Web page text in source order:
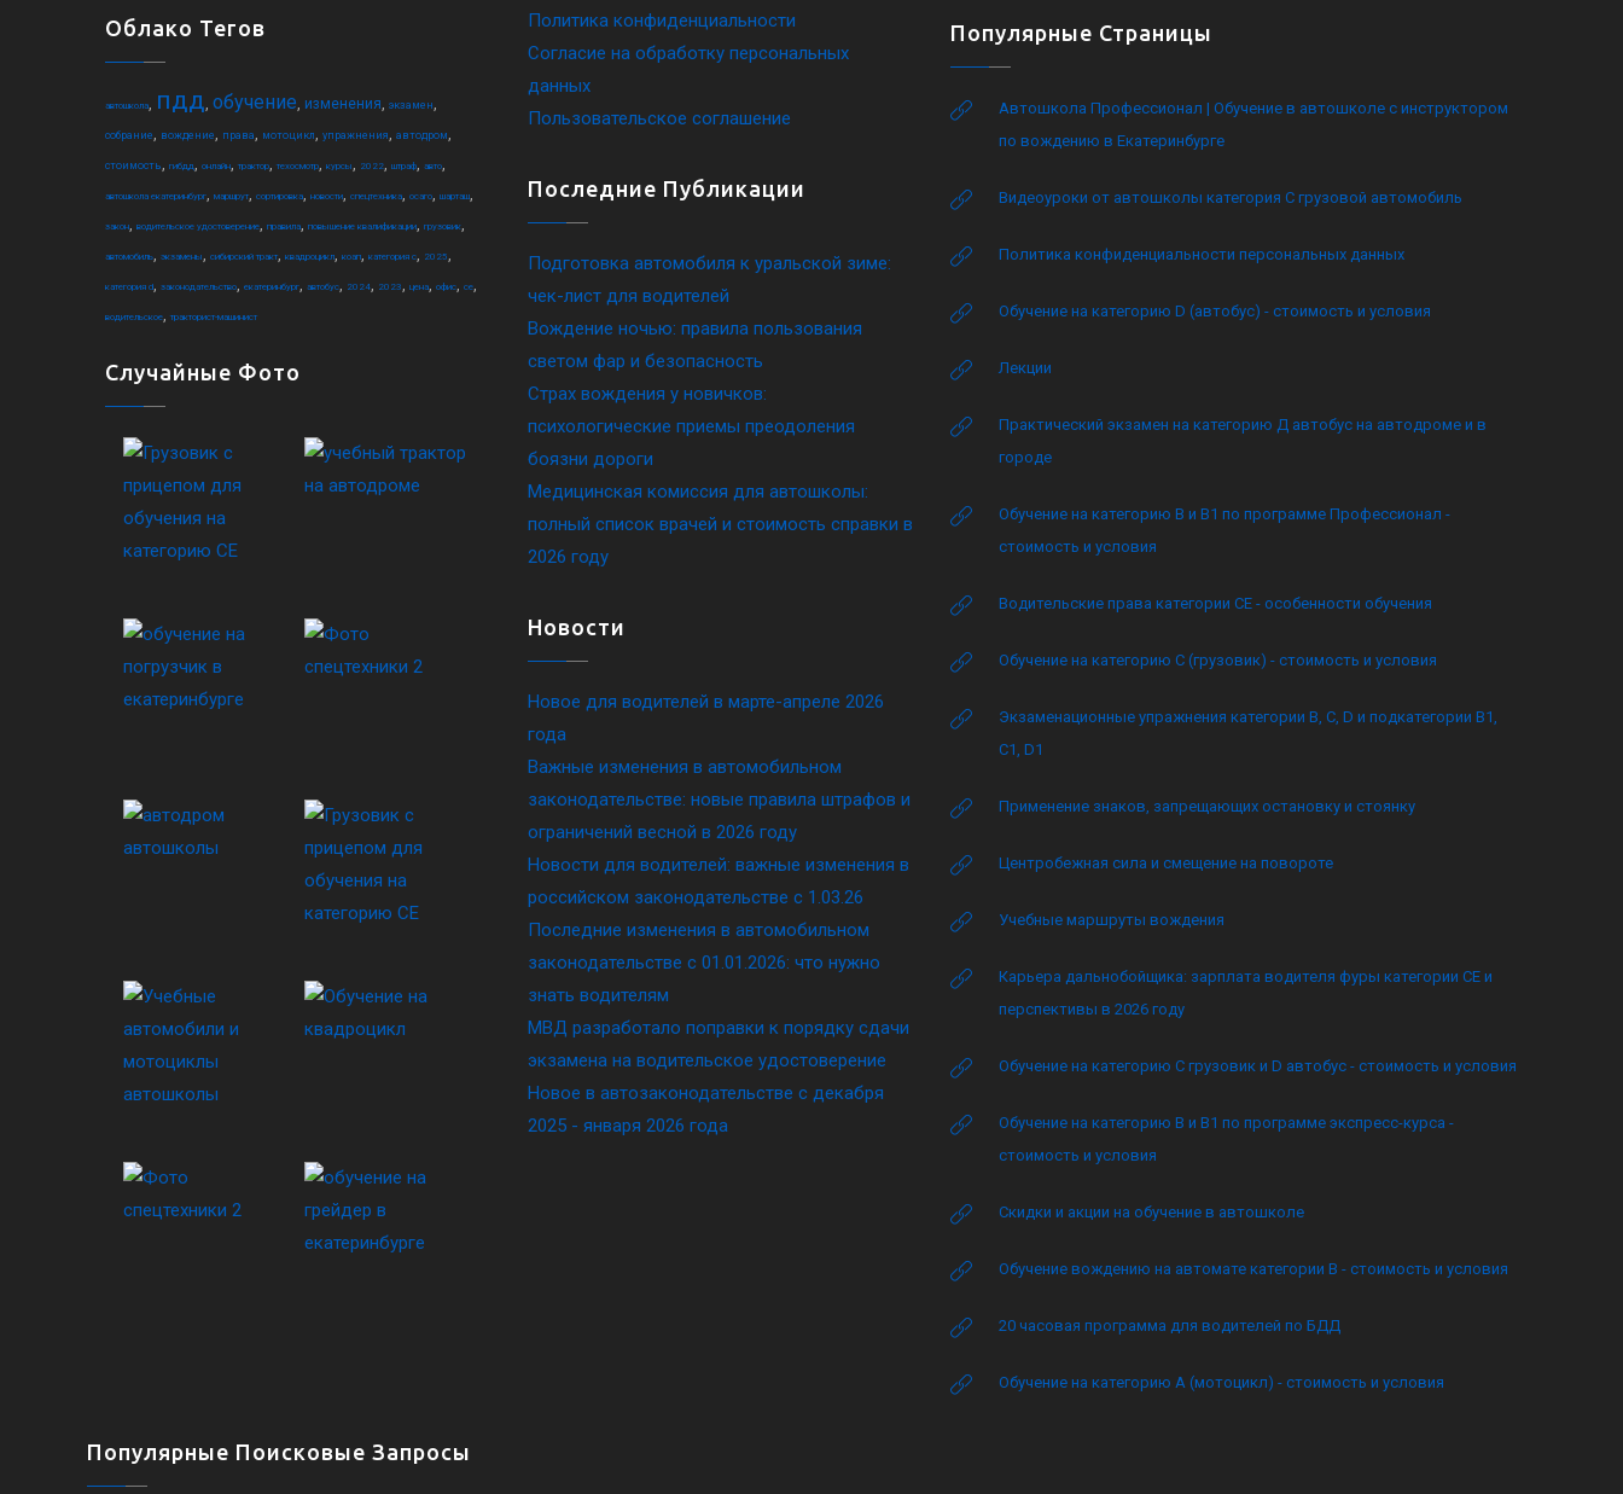
Облако Тегов
автошкола пдд обучение изменения экзамен
собрание вождение права мотоцикл упражнения автодром
стоимость гибдд онлайн трактор техосмотр курсы 2022 штраф авто
автошкола екатеринбург маршрут сортировка новости спецтехника осаго шарташ
закон водительское удостоверение правила повышение квалификации грузовик
автомобиль экзамены сибирский тракт квадроцикл коап категория c 2025
категория d законодательство екатеринбург автобус 2024 2023 цена офис ce
водительское тракторист-машинист
Случайные Фото
Политика конфиденциальности
Согласие на обработку персональных
данных
Пользовательское соглашение
Последние Публикации
Подготовка автомобиля к уральской зиме:
чек-лист для водителей
Вождение ночью: правила пользования
светом фар и безопасность
Страх вождения у новичков:
психологические приемы преодоления
боязни дороги
Медицинская комиссия для автошколы:
полный список врачей и стоимость справки в
2026 году
Новости
Новое для водителей в марте-апреле 2026
года
Важные изменения в автомобильном
законодательстве: новые правила штрафов и
ограничений весной в 2026 году
Новости для водителей: важные изменения в
российском законодательстве c 1.03.26
Последние изменения в автомобильном
законодательстве c 01.01.2026: что нужно
знать водителям
МВД разработало поправки к порядку сдачи
экзамена на водительское удостоверение
Новое в автозаконодательстве с декабря
2025 - января 2026 года
Популярные Страницы
Автошкола Профессионал | Обучение в автошколе с инструктором
по вождению в Екатеринбурге
Видеоуроки от автошколы категория C грузовой автомобиль
Политика конфиденциальности персональных данных
Обучение на категорию D (автобус) - стоимость и условия
Лекции
Практический экзамен на категорию Д автобус на автодроме и в
городе
Обучение на категорию B и B1 по программе Профессионал -
стоимость и условия
Водительские права категории CE - особенности обучения
Обучение на категорию C (грузовик) - стоимость и условия
Экзаменационные упражнения категории B, C, D и подкатегории B1,
C1, D1
Применение знаков, запрещающих остановку и стоянку
Центробежная сила и смещение на повороте
Учебные маршруты вождения
Карьера дальнобойщика: зарплата водителя фуры категории CE и
перспективы в 2026 году
Обучение на категорию C грузовик и D автобус - стоимость и условия
Обучение на категорию B и B1 по программе экспресс-курса -
стоимость и условия
Скидки и акции на обучение в автошколе
Обучение вождению на автомате категории B - стоимость и условия
20 часовая программа для водителей по БДД
Обучение на категорию А (мотоцикл) - стоимость и условия
Популярные Поисковые Запросы